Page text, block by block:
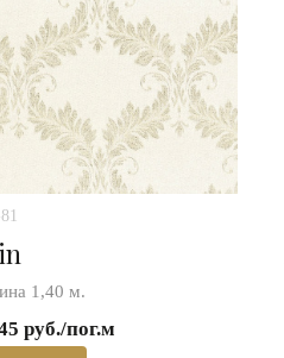
1,40 м.
руб./пог.м